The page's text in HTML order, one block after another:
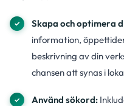
Skapa och optimera
information,
beskrivning av din
chansen att synas i
Använd sökord: